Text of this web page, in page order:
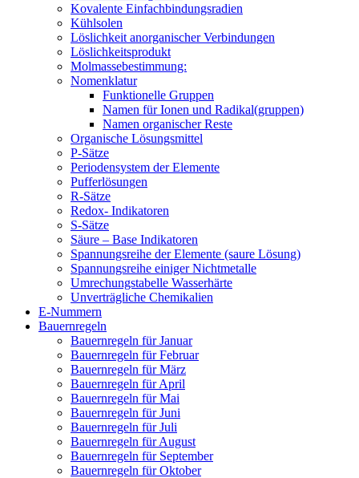
Kovalente Einfachbindungsradien
Kühlsolen
Löslichkeit anorganischer Verbindungen
Löslichkeitsprodukt
Molmassebestimmung:
Nomenklatur
Funktionelle Gruppen
Namen für Ionen und Radikal(gruppen)
Namen organischer Reste
Organische Lösungsmittel
P-Sätze
Periodensystem der Elemente
Pufferlösungen
R-Sätze
Redox- Indikatoren
S-Sätze
Säure – Base Indikatoren
Spannungsreihe der Elemente (saure Lösung)
Spannungsreihe einiger Nichtmetalle
Umrechungstabelle Wasserhärte
Unverträgliche Chemikalien
E-Nummern
Bauernregeln
Bauernregeln für Januar
Bauernregeln für Februar
Bauernregeln für März
Bauernregeln für April
Bauernregeln für Mai
Bauernregeln für Juni
Bauernregeln für Juli
Bauernregeln für August
Bauernregeln für September
Bauernregeln für Oktober